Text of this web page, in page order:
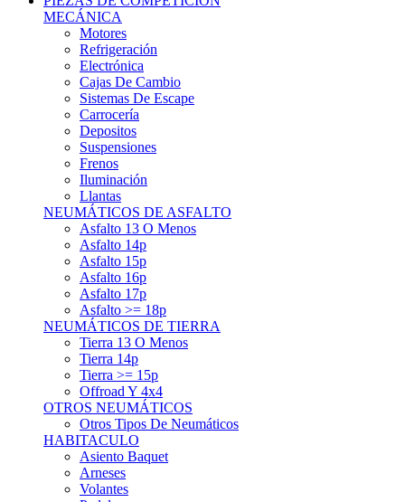
Motores
Refrigeración
Electrónica
Cajas De Cambio
Sistemas De Escape
Carrocería
Depositos
Suspensiones
Frenos
Iluminación
Llantas
NEUMÁTICOS DE ASFALTO
Asfalto 13 O Menos
Asfalto 14p
Asfalto 15p
Asfalto 16p
Asfalto 17p
Asfalto >= 18p
NEUMÁTICOS DE TIERRA
Tierra 13 O Menos
Tierra 14p
Tierra >= 15p
Offroad Y 4x4
OTROS NEUMÁTICOS
Otros Tipos De Neumáticos
HABITACULO
Asiento Baquet
Arneses
Volantes
Pedales
Extinción